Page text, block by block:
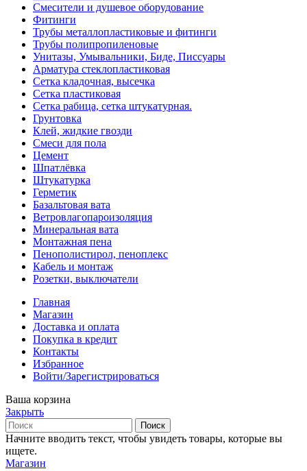
Смесители и душевое оборудование
Фитинги
Трубы металлопластиковые и фитинги
Трубы полипропиленовые
Унитазы, Умывальники, Биде, Писсуары
Арматура стеклопластиковая
Сетка кладочная, высечка
Сетка пластиковая
Сетка рабица, сетка штукатурная.
Грунтовка
Клей, жидкие гвозди
Смеси для пола
Цемент
Шпатлёвка
Штукатурка
Герметик
Базальтовая вата
Ветровлагопароизоляция
Минеральная вата
Монтажная пена
Пенополистирол, пеноплекс
Кабель и монтаж
Розетки, выключатели
Главная
Магазин
Доставка и оплата
Покупка в кредит
Контакты
Избранное
Войти/Зарегистрироваться
Ваша корзина
Закрыть
Поиск
Начните вводить текст, чтобы увидеть товары, которые вы
ищете.
Магазин